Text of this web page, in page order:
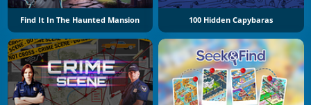
Find It In The Haunted Mansion 100 Hidden Capybaras